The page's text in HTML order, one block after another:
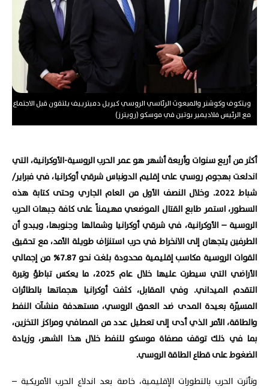
ويتكوف وكوشنر والمبعوث الرئاسي الروسي كيريل دميترييف يلتقون قبل الاجتماع
مع الرئيس فلاديمير بوتين في موسكو (رويترز)
أكثر من أربع سنوات وأربعة أشهر هو عمر الحرب الروسية-الأوكرانية، التي
اندلعت بهجوم روسي على إقليم الدونباس شرقي أوكرانيا، في فبراير/
شباط 2022. وخلال النصف الأول من العام الجاري وحتى كتابة هذه
السطور، استمر طابع القتال الموضعي مهيمناً على كافة جبهات الحرب
الروسية – الأوكرانية، في شرقي أوكرانيا وشمالها وجنوبها، ويبدو أن
الطرفين يتجهان إلى الانخراط في حرب استنزاف طويلة الأمد، مع تحقيق
القوات الروسية مكاسب إقليمية محدودة بلغت نحو 7.87% من إجمالي
الأراضي التي سيطرت عليها خلال عام 2025، ما يعكس تباطؤ وتيرة
التقدم الميداني. وفي المقابل، كثفت أوكرانيا هجماتها بالطائرات
المسيّرة بعيدة المدى ضد العمق الروسي، مستهدفة منشآت النفط
والطاقة، الأمر الذي أدى إلى تعطيل عدد من المصافي ومراكز التخزين،
بما في ذلك توقف مصفاة موسكو للنفط خلال هذا الشهر، وزيادة
الضغوط على قطاع الطاقة الروسي.
وتأثرت الحرب بالتطورات الإقليمية، خاصة بعد اندلاع الحرب الأمريكية –